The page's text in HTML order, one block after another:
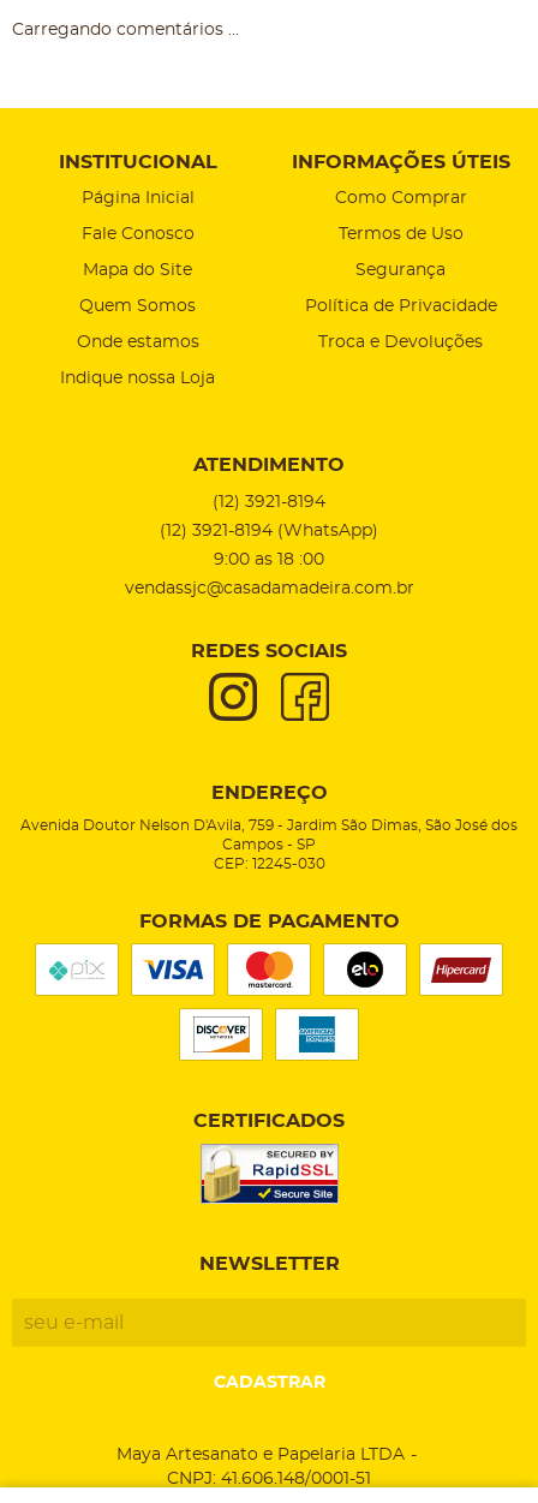
Carregando comentários ...
INSTITUCIONAL
Página Inicial
Fale Conosco
Mapa do Site
Quem Somos
Onde estamos
Indique nossa Loja
INFORMAÇÕES ÚTEIS
Como Comprar
Termos de Uso
Segurança
Política de Privacidade
Troca e Devoluções
ATENDIMENTO
(12) 3921-8194
(12) 3921-8194 (WhatsApp)
9:00 as 18 :00
vendassjc@casadamadeira.com.br
REDES SOCIAIS
ENDEREÇO
Avenida Doutor Nelson D'Avila, 759 - Jardim São Dimas, São José dos
Campos - SP
CEP: 12245-030
FORMAS DE PAGAMENTO
CERTIFICADOS
NEWSLETTER
CADASTRAR
Maya Artesanato e Papelaria LTDA
CNPJ: 41.606.148/0001-51